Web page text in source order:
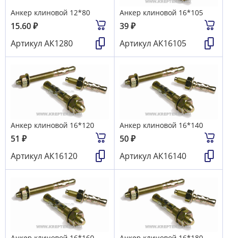
Анкер клиновой 12*80
15.60₽
Артикул АК1280
Анкер клиновой 16*105
39₽
Артикул АК16105
Анкер клиновой 16*120
51 ₽
Артикул АК16120
Анкер клиновой 16*140
50₽
Артикул АК16140